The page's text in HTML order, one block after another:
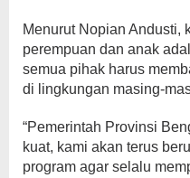
Menurut Nopian Andusti,
perempuan dan anak
semua pihak harus
di lingkungan masing-
“Pemerintah Provinsi
kuat, kami akan terus
program agar selalu